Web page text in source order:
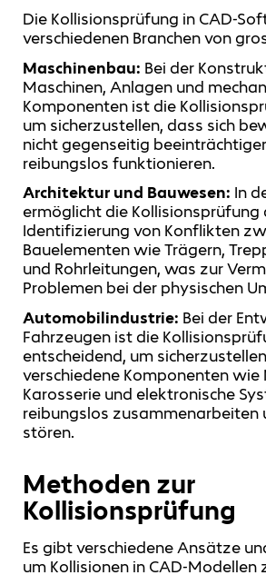
Die Kollisionsprüfung in CAD-
verschiedenen Branchen von
Maschinenbau: Bei der
Maschinen, Anlagen und
Komponenten ist die
um sicherzustellen, dass sich
nicht gegenseitig
reibungslos funktionieren.
Architektur und Bauwesen: In
ermöglicht die Kollisionsprüfung
Identifizierung von Konflikten
Bauelementen wie Trägern,
und Rohrleitungen, was zur
Problemen bei der physischen
Automobilindustrie: Bei der
Fahrzeugen ist die
entscheidend, um
verschiedene Komponenten wie
Karosserie und elektronische
reibungslos zusammenarbeiten
stören.
Methoden zur
Kollisionsprüfung
Es gibt verschiedene Ansätze
um Kollisionen in CAD-Modellen